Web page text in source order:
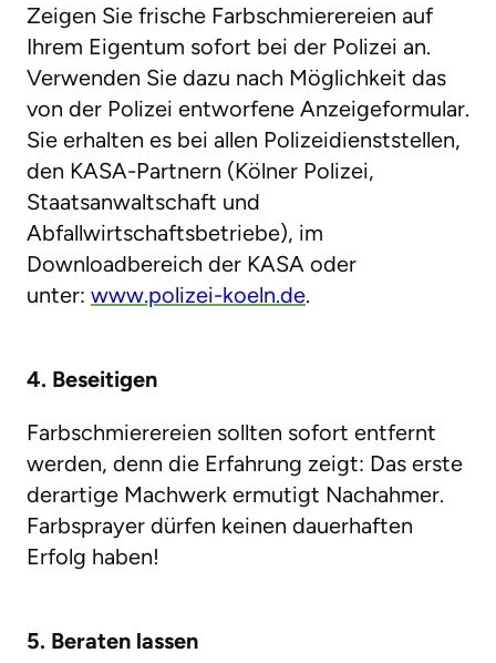
Zeigen Sie frische Farbschmierereien auf
Ihrem Eigentum sofort bei der Polizei an.
Verwenden Sie dazu nach Möglichkeit das
von der Polizei entworfene Anzeigeformular.
Sie erhalten es bei allen Polizeidienststellen,
den KASA-Partnern (Kölner Polizei,
Staatsanwaltschaft und
Abfallwirtschaftsbetriebe), im
Downloadbereich der KASA oder
unter: www.polizei-koeln.de.
4. Beseitigen
Farbschmierereien sollten sofort entfernt
werden, denn die Erfahrung zeigt: Das erste
derartige Machwerk ermutigt Nachahmer.
Farbsprayer dürfen keinen dauerhaften
Erfolg haben!
5. Beraten lassen